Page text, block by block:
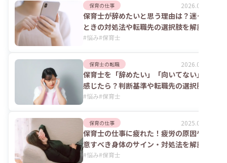
保育の仕事 2026.07.07
保育士が辞めたいと思う理由は？迷った
ときの対処法や転職先の選択肢を解説
#悩み#保育士
保育士の転職 2026.02.26
保育士を「辞めたい」「向いてない」と
感じたら？判断基準や転職先の選択肢
#悩み#保育士
保育の仕事 2025.06.17
保育士の仕事に疲れた！疲労の原因や注
意すべき身体のサイン・対処法を解説
#悩み#保育士